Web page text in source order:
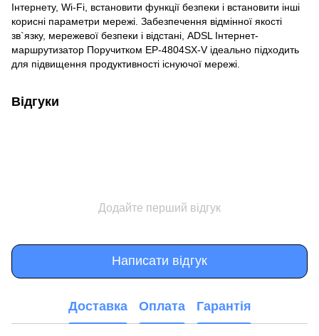
Інтернету, Wi-Fi, встановити функції безпеки і встановити інші
корисні параметри мережі. Забезпечення відмінної якості
зв`язку, мережевої безпеки і відстані, ADSL Інтернет-
маршрутизатор Поручитком EP-4804SX-V ідеально підходить
для підвищення продуктивності існуючої мережі.
Відгуки
Додайте перший відгук
Написати відгук
Доставка Оплата Гарантія